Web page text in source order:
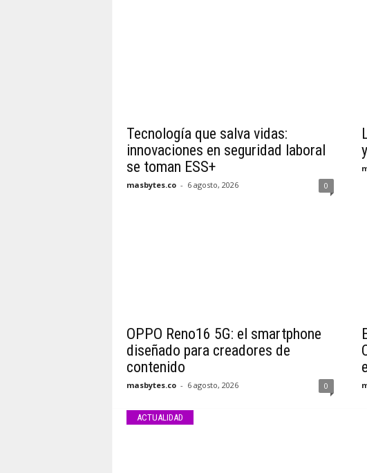
Tecnología que salva vidas:
innovaciones en seguridad laboral
se toman ESS+
masbytes.co - 6 agosto, 2026 0
OPPO Reno16 5G: el smartphone
diseñado para creadores de
contenido
masbytes.co - 6 agosto, 2026 0
ACTUALIDAD